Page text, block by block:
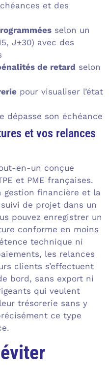
et des
selon un
J+30) avec des
de retard selon
pour visualiser l’état
dépasse son échéance
et vos relances
en-un conçue
et PME françaises.
gestion financière et la
de projet dans un
pouvez enregistrer un
conforme en moins
technique ni
les relances
clients s’effectuent
bord, sans export ni
qui veulent
trésorerie sans y
ce type